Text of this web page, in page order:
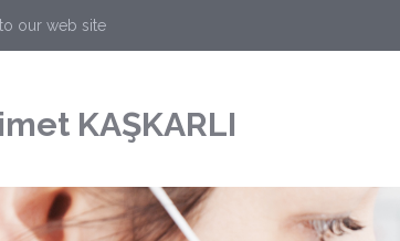
our web site
KAŞKARLI